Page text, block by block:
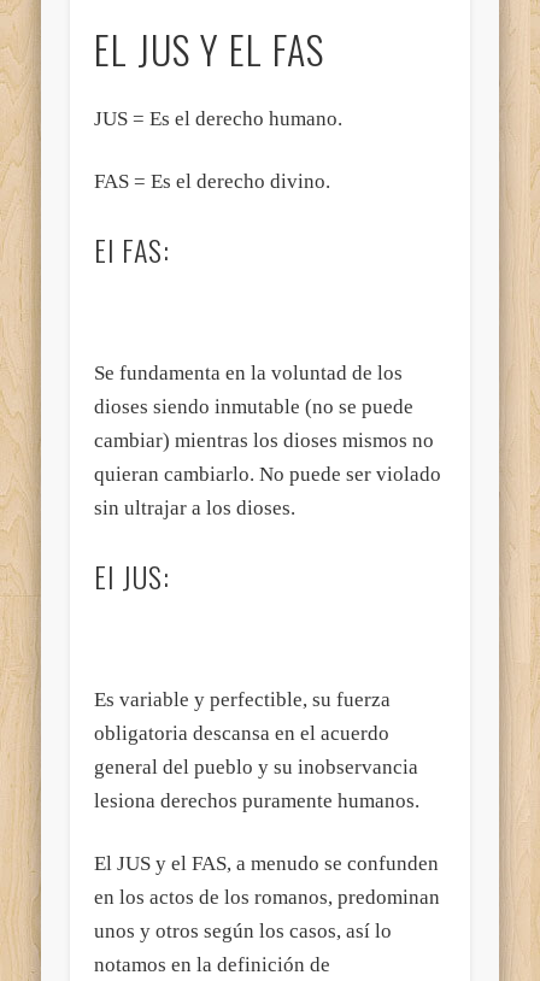
EL JUS Y EL FAS
JUS = Es el derecho humano.
FAS = Es el derecho divino.
El FAS:
Se fundamenta en la voluntad de los
dioses siendo inmutable (no se puede
cambiar) mientras los dioses mismos no
quieran cambiarlo. No puede ser violado
sin ultrajar a los dioses.
El JUS:
Es variable y perfectible, su fuerza
obligatoria descansa en el acuerdo
general del pueblo y su inobservancia
lesiona derechos puramente humanos.
El JUS y el FAS, a menudo se confunden
en los actos de los romanos, predominan
unos y otros según los casos, así lo
notamos en la definición de